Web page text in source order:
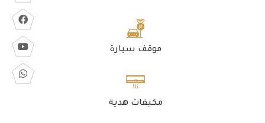
موقف سيارة
مكيفات هدية